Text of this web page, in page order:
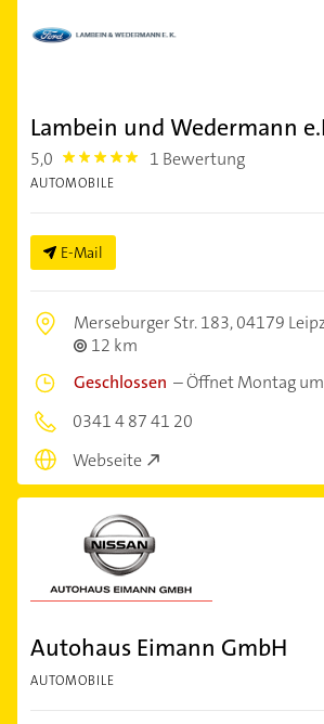
Lambein und Wedermann
5,0 5.0 1 Bewertung
AUTOMOBILE
E-Mail
Merseburger Str. 183,04179
12 km
Geschlossen –Öffnet Montag
0341 4 87 41 20
Webseite
Autohaus Eimann GmbH
AUTOMOBILE